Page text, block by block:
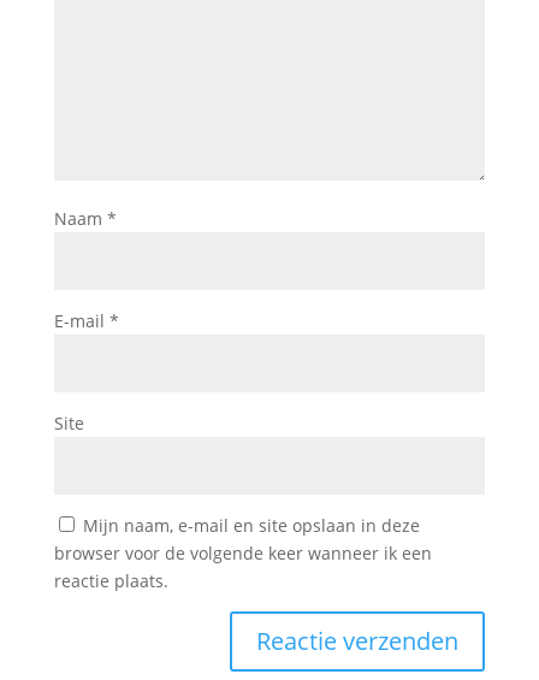
Naam *
E-mail *
Site
Mijn naam, e-mail en site opslaan in deze
browser voor de volgende keer wanneer ik een
reactie plaats.